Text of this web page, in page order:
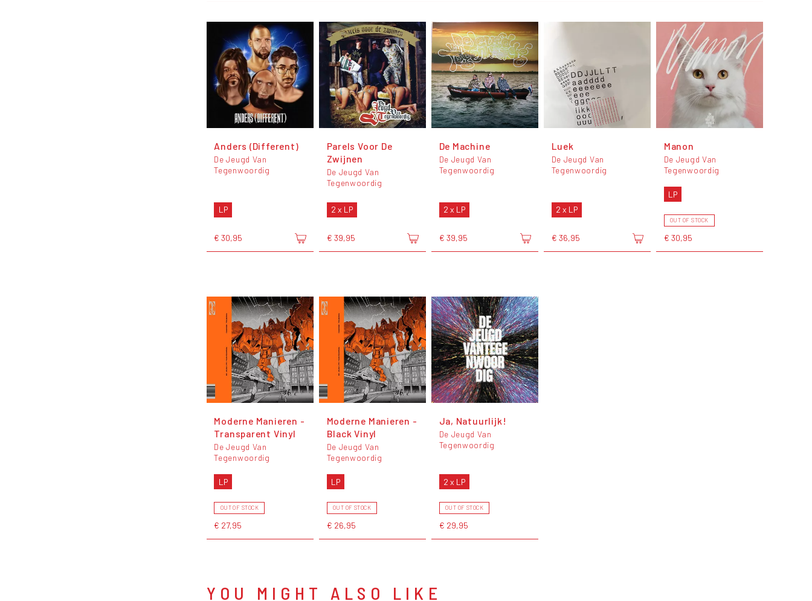
Anders (Different)
De Jeugd Van
Tegenwoordig
LP
€ 30,95
Parels Voor De
Zwijnen
De Jeugd Van
Tegenwoordig
2 x LP
€ 39,95
De Machine
De Jeugd Van
Tegenwoordig
2 x LP
€ 39,95
Luek
De Jeugd Van
Tegenwoordig
2 x LP
€ 36,95
Manon
De Jeugd Van
Tegenwoordig
LP
OUT OF STOCK
€ 30,95
Moderne Manieren -
Transparent Vinyl
De Jeugd Van
Tegenwoordig
LP
OUT OF STOCK
€ 27,95
Moderne Manieren -
Black Vinyl
De Jeugd Van
Tegenwoordig
LP
OUT OF STOCK
€ 26,95
Ja, Natuurlijk!
De Jeugd Van
Tegenwoordig
2 x LP
OUT OF STOCK
€ 29,95
YOU MIGHT ALSO LIKE